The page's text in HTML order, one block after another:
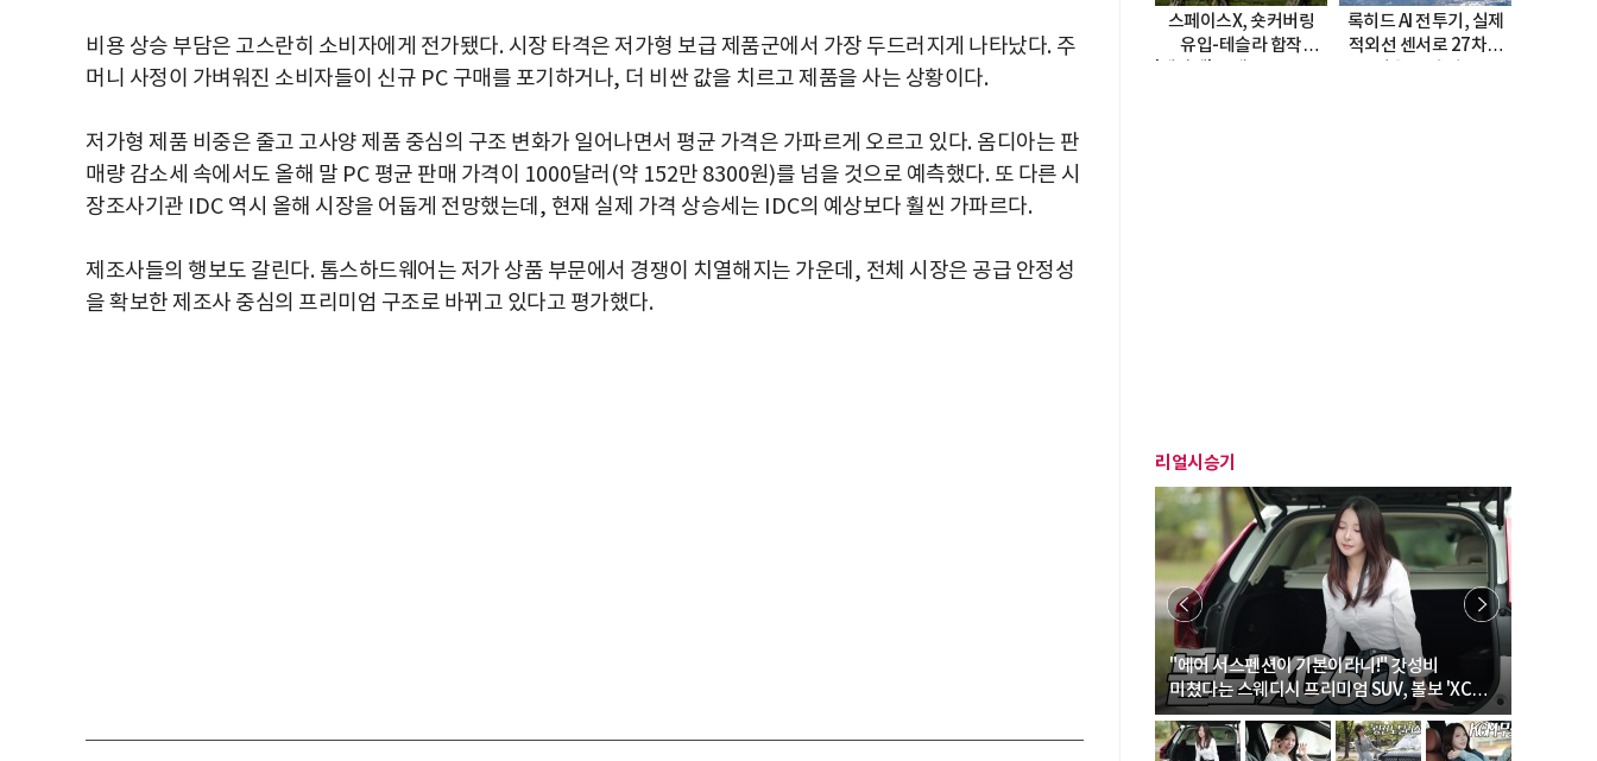
비용 상승 부담은 고스란히 소비자에게 전가됐다.시장 타격은 저가형 보급 제품군에서 가장 두드러지게 나타났다. 주
머니 사정이 가벼워진 소비자들이 신규 PC 구매를 포기하거나, 더 비싼 값을 치르고 제품을 사는 상황이다.
저가형 제품 비중은 줄고 고사양 제품 중심의 구조 변화가 일어나면서 평균 가격은 가파르게 오르고 있다. 옴디아는 판
매량 감소세 속에서도 올해 말 PC 평균 판매 가격이 1000달러 (약 152만 8300원)를 넘을 것으로 예측했다. 또 다른 시
장조사기관
IDC 역시 올해 시장을 어둡게 전망했는데 , 현재 실제 가격 상승세는 IDC의 예상보다 훨씬 가파르다.
제조사들의 행보도 갈린다. 톰스하드웨어는 저가 상품 부문에서 경쟁이 치열해지는 가운데 , 전체 시장은 공급 안정성
을 확보한 제조사 중심의 프리미엄 구조로 바뀌고 있다고 평가했다.
스페이스X, 숏커버링
유입-테슬라 합작
록히드 AI 전투기, 실제
적외선 센서로 27차례
리얼시승기
"에어 서스펜션이 기본이라니!" 갓성비
미쳤다는 스웨디시 프리미엄 SUV, 볼보 'XC60
B5 울트라'